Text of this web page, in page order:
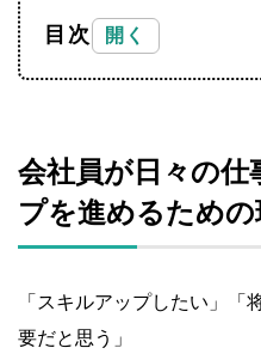
目次
会社員が日々の仕
プを進めるため
「スキルアップしたい」「
要だと思う」